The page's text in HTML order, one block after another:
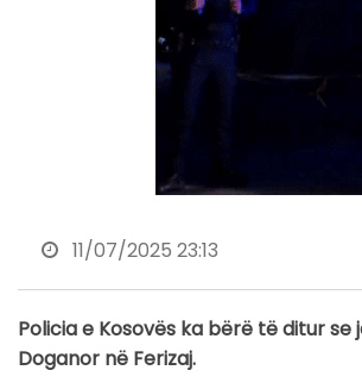
11/07/2025 23:13
Policia e Kosovës ka bërë të ditur
Doganor në Ferizaj.